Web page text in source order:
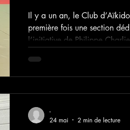
Il y a un an, le Club
première fois une section
l’initiative de Philippe
premier bilan.
-
24 mai
2 min de lecture